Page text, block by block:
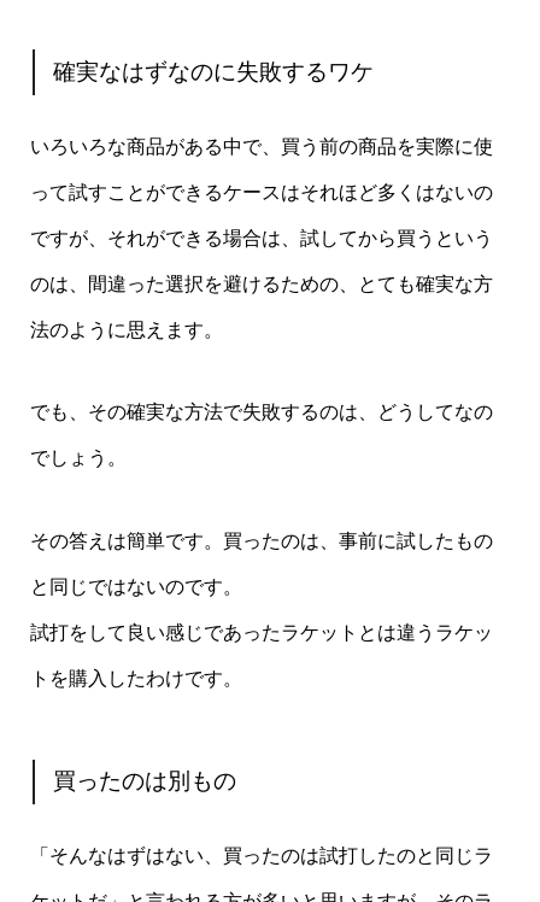
確実なはずなのに失敗するワケ
いろいろな商品がある中で、買う前の商品を実際に使
って試すことができるケースはそれほど多くはないの
ですが、それができる場合は、試してから買うという
のは、間違った選択を避けるための、とても確実な方
法のように思えます。
でも、その確実な方法で失敗するのは、どうしてなの
でしょう。
その答えは簡単です。買ったのは、事前に試したもの
と同じではないのです。
試打をして良い感じであったラケットとは違うラケッ
トを購入したわけです。
買ったのは別もの
「そんなはずはない、買ったのは試打したのと同じラ